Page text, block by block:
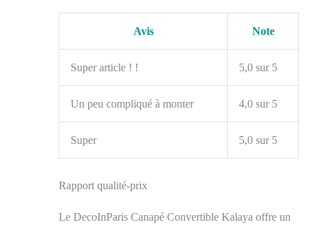
Avis Note
Super article ! ! 5,0 sur 5
Un peu compliqué à monter 4,0 sur 5
Super 5,0 sur 5
Rapport qualité-prix
Le DecoInParis Canapé Convertible Kalaya offre un